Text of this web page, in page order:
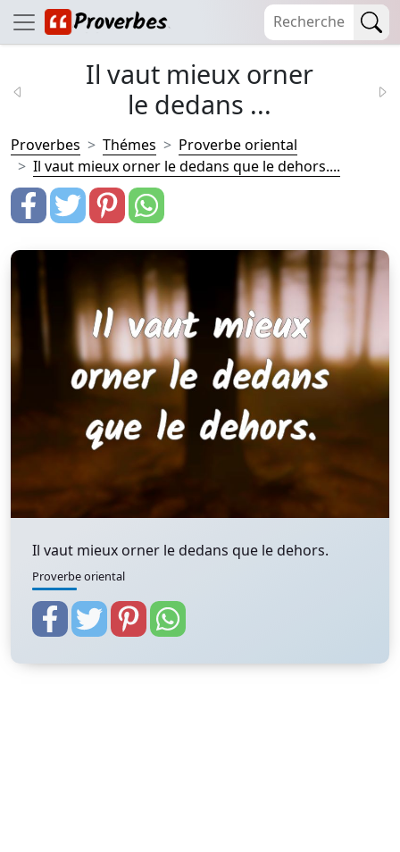
Il vaut mieux orner
le dedans ...
Proverbes Thémes
Proverbe oriental
Il vaut mieux orner le dedans que le dehors....
Il vaut mieux orner le dedans que le dehors.
Proverbe oriental